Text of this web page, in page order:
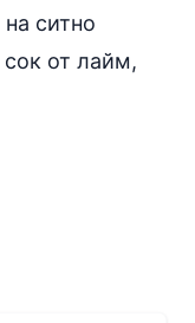
ситно
от лайм,